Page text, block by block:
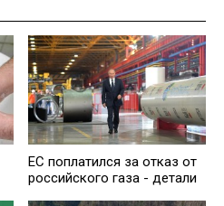
EC поплатился за отказ от
российского газа - детали